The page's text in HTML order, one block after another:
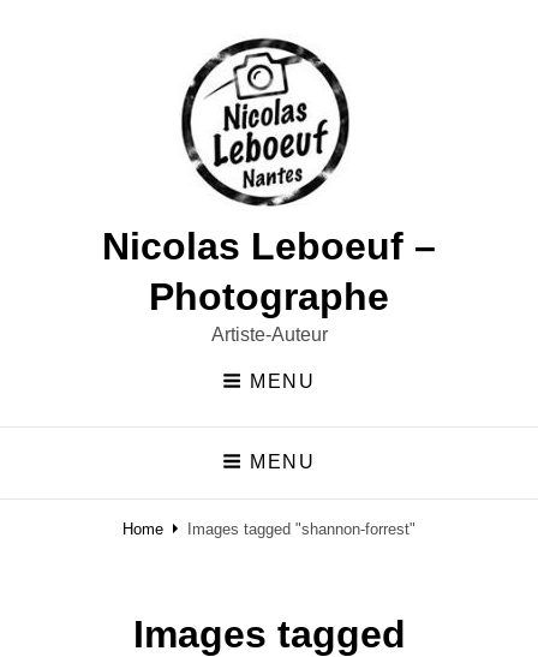
Nicolas Leboeuf –
Photographe
Artiste-Auteur
MENU
MENU
Home Images tagged "shannon-forrest"
Images tagged